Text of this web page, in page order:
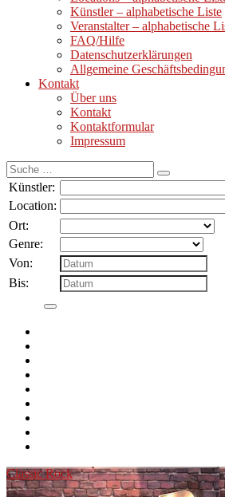
Künstler – alphabetische Liste
Veranstalter – alphabetische
FAQ/Hilfe
Datenschutzerklärungen
Allgemeine
Kontakt
Über uns
Kontakt
Kontaktformular
Impressum
Suche
nach:
Künstler:
Location:
Ort:
Genre:
Von:
Bis:
Classic Rock